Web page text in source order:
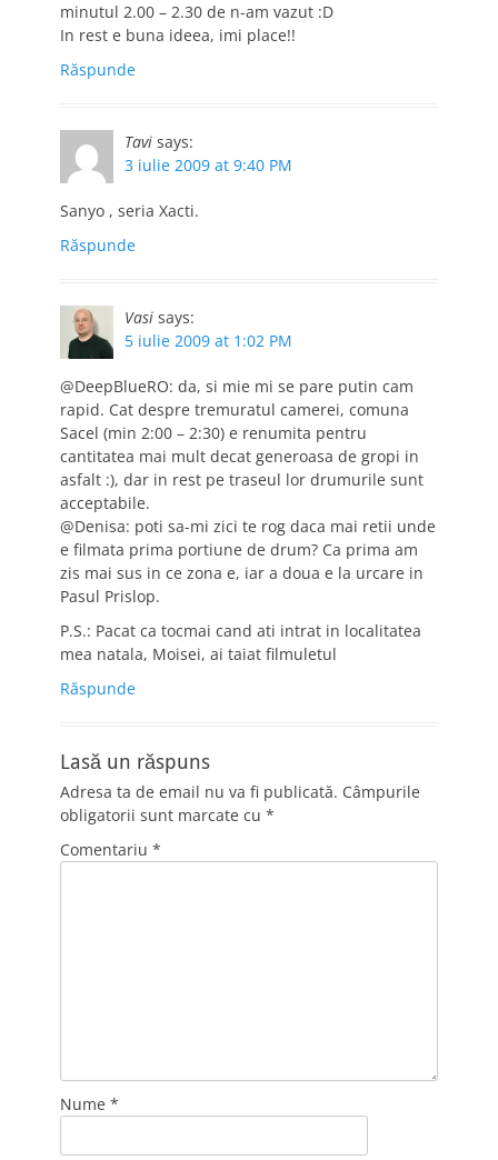
minutul 2.00 – 2.30 de n-am vazut :D
In rest e buna ideea, imi place!!
Răspunde
Tavi says:
3 iulie 2009 at 9:40 PM
Sanyo , seria Xacti.
Răspunde
Vasi says:
5 iulie 2009 at 1:02 PM
@DeepBlueRO: da, si mie mi se pare putin cam
rapid. Cat despre tremuratul camerei, comuna
Sacel (min 2:00 – 2:30) e renumita pentru
cantitatea mai mult decat generoasa de gropi in
asfalt :), dar in rest pe traseul lor drumurile sunt
acceptabile.
@Denisa: poti sa-mi zici te rog daca mai retii unde
e filmata prima portiune de drum? Ca prima am
zis mai sus in ce zona e, iar a doua e la urcare in
Pasul Prislop.
P.S.: Pacat ca tocmai cand ati intrat in localitatea
mea natala, Moisei, ai taiat filmuletul
Răspunde
Lasă un răspuns
Adresa ta de email nu va fi publicată. Câmpurile
obligatorii sunt marcate cu *
Comentariu *
Nume *